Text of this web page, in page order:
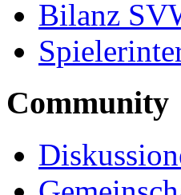
Bilanz
Community